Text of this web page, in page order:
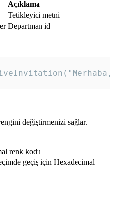
Açıklama
Tetikleyici metni
Departman id
değiştirmenizi sağlar.
renk kodu
geçiş için Hexadecimal